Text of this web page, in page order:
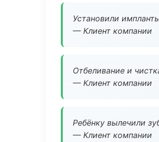
Установили
— Клиент компании
Отбеливание и
— Клиент компании
Ребёнку вылечили
— Клиент компании